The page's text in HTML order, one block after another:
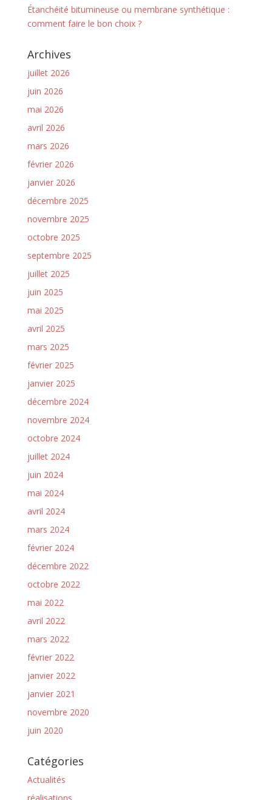
Étanchéité bitumineuse ou membrane synthétique :
comment faire le bon choix ?
Archives
juillet 2026
juin 2026
mai 2026
avril 2026
mars 2026
février 2026
janvier 2026
décembre 2025
novembre 2025
octobre 2025
septembre 2025
juillet 2025
juin 2025
mai 2025
avril 2025
mars 2025
février 2025
janvier 2025
décembre 2024
novembre 2024
octobre 2024
juillet 2024
juin 2024
mai 2024
avril 2024
mars 2024
février 2024
décembre 2022
octobre 2022
mai 2022
avril 2022
mars 2022
février 2022
janvier 2022
janvier 2021
novembre 2020
juin 2020
Catégories
Actualités
réalisations